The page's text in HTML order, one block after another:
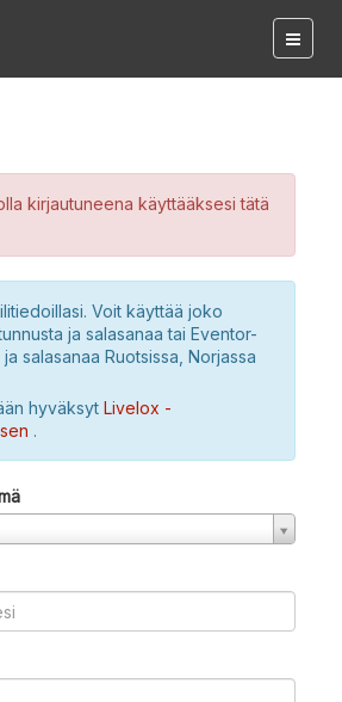
kirjautuneena käyttääksesi tätä
Voit käyttää joko
ja salasanaa tai Eventor-
salasanaa Ruotsissa, Norjassa
hyväksyt Livelox -
.